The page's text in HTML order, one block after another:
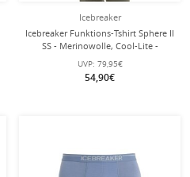
Icebreaker
Icebreaker Funktions-Tshirt Sphere II
SS - Merinowolle, Cool-Lite -
feuchtigkeitsregulierend - lime/gelb
Herren
UVP: 79,95€
54,90€